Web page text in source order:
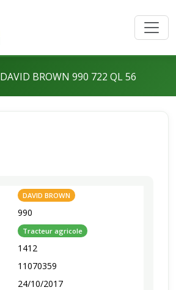
DAVID BROWN 990 722 QL 56
DAVID BROWN
990
Tracteur agricole
1412
11070359
24/10/2017